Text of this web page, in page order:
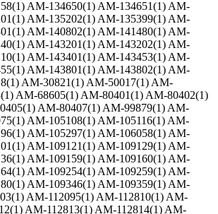
AM-134650(1) AM-134651(1) AM-
AM-135202(1) AM-135399(1) AM-
AM-140802(1) AM-141480(1) AM-
AM-143201(1) AM-143202(1) AM-
AM-143401(1) AM-143453(1) AM-
AM-143801(1) AM-143802(1) AM-
AM-30821(1) AM-50017(1) AM-
AM-68605(1) AM-80401(1) AM-80402(1)
AM-80407(1) AM-99879(1) AM-
AM-105108(1) AM-105116(1) AM-
AM-105297(1) AM-106058(1) AM-
AM-109121(1) AM-109129(1) AM-
AM-109159(1) AM-109160(1) AM-
AM-109254(1) AM-109259(1) AM-
AM-109346(1) AM-109359(1) AM-
AM-112095(1) AM-112810(1) AM-
AM-112813(1) AM-112814(1) AM-